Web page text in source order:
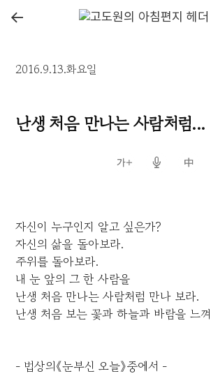
←
2016.9.13.화요일
난생 처음 만나는 사람처럼...
자신이 누구인지 알고 싶은가?
자신의 삶을 돌아보라.
주위를 돌아보라.
내 눈 앞의 그 한 사람을
난생 처음 만나는 사람처럼 만나 보라.
난생 처음 보는 꽃과 하늘과 바람을 느
- 법상의《눈부신 오늘》중에서 -